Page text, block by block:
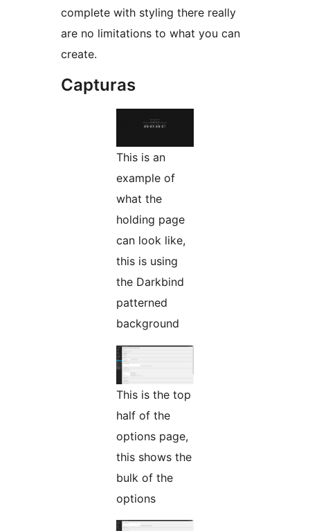
complete with styling there really
are no limitations to what you can
create.
Capturas
This is an
example of
what the
holding page
can look like,
this is using
the Darkbind
patterned
background
This is the top
half of the
options page,
this shows the
bulk of the
options